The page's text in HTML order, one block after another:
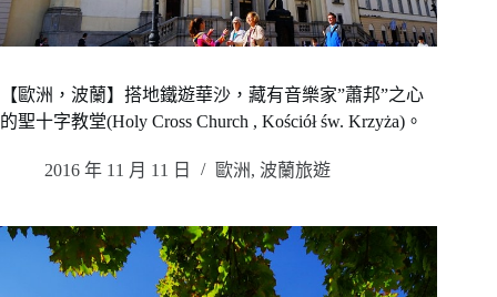
【歐洲，波蘭】搭地鐵遊華沙，藏有音樂家”蕭邦”之心
的聖十字教堂(Holy Cross Church , Kościół św. Krzyża)。
2016 年 11 月 11 日 歐洲, 波蘭旅遊